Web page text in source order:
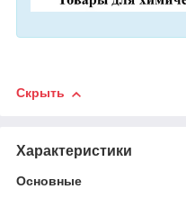
Скрыть
Характеристики
Основные